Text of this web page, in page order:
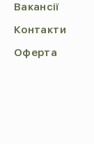
Вакансії
Контакти
Оферта